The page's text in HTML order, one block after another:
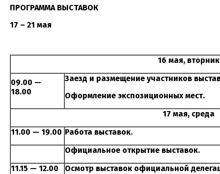
ПРОГРАММА ВЫСТАВОК
17 – 21 мая
16 мая, вторник
09.00 —
18.00
Заезд и размещение участников
Оформление экспозиционных мест.
17 мая, среда
11.00 — 19.00 Работа выставок.
Официальное открытие выставок.
11.15 — 12.00
Осмотр выставок официальной